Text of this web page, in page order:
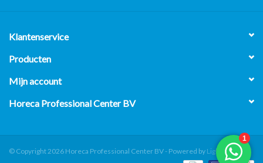
Klantenservice
Producten
Mijn account
Horeca Professional Center BV
© Copyright 2026 Horeca Professional Center BV - Powered by Lightspeed